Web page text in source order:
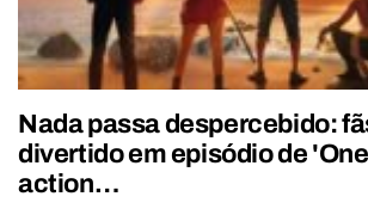
Nada passa despercebido:
divertido em episódio de
action…